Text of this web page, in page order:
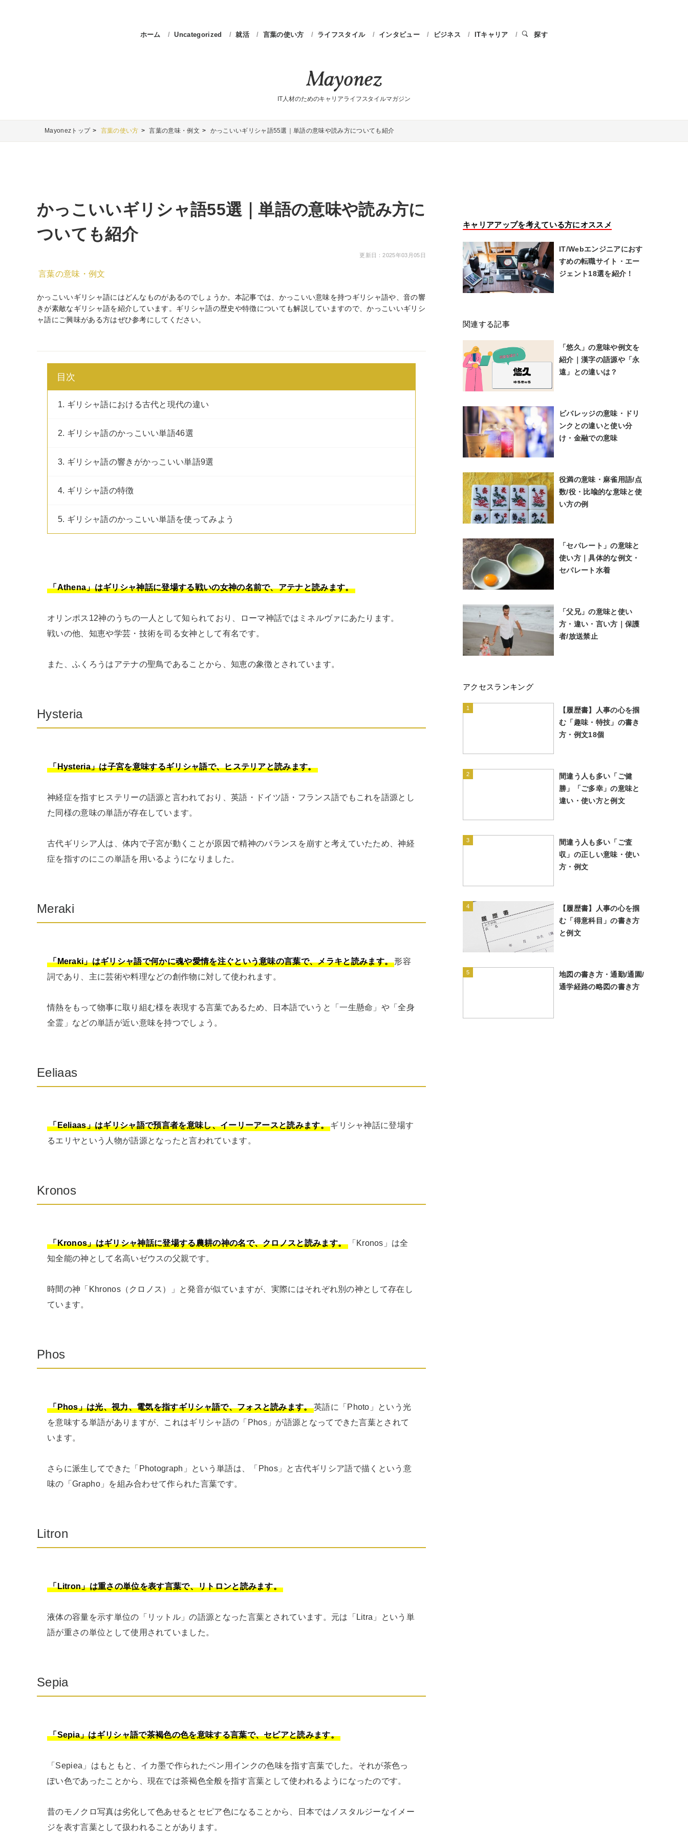
ホーム Uncategorized 就活 言葉の使い方 ライフスタイル インタビュー ビジネス ITキャリア 探す
IT人材のためのキャリアライフスタイルマガジン
Mayonezトップ 言葉の使い方 言葉の意味・例文 かっこいいギリシャ語55選｜単語の意味や読み方についても紹介
かっこいいギリシャ語55選｜単語の意味や読み方に
ついても紹介
更新日：2025年03月05日
言葉の意味・例文
かっこいいギリシャ語にはどんなものがあるのでしょうか。本記事では、かっこいい意味を持つギリシャ語や、音の響
きが素敵なギリシャ語を紹介しています。ギリシャ語の歴史や特徴についても解説していますので、かっこいいギリシ
ャ語にご興味がある方はぜひ参考にしてください。
目次
1. ギリシャ語における古代と現代の違い
2. ギリシャ語のかっこいい単語46選
3. ギリシャ語の響きがかっこいい単語9選
4. ギリシャ語の特徴
5. ギリシャ語のかっこいい単語を使ってみよう
「Athena」はギリシャ神話に登場する戦いの女神の名前で、アテナと読みます。
オリンポス12神のうちの一人として知られており、ローマ神話ではミネルヴァにあたります。
戦いの他、知恵や学芸・技術を司る女神として有名です。
また、ふくろうはアテナの聖鳥であることから、知恵の象徴とされています。
Hysteria
「Hysteria」は子宮を意味するギリシャ語で、ヒステリアと読みます。
神経症を指すヒステリーの語源と言われており、英語・ドイツ語・フランス語でもこれを語源とし
た同様の意味の単語が存在しています。
古代ギリシア人は、体内で子宮が動くことが原因で精神のバランスを崩すと考えていたため、神経
症を指すのにこの単語を用いるようになりました。
Meraki
「Meraki」はギリシャ語で何かに魂や愛情を注ぐという意味の言葉で、メラキと読みます。形容
詞であり、主に芸術や料理などの創作物に対して使われます。
情熱をもって物事に取り組む様を表現する言葉であるため、日本語でいうと「一生懸命」や「全身
全霊」などの単語が近い意味を持つでしょう。
Eeliaas
「Eeliaas」はギリシャ語で預言者を意味し、イーリーアースと読みます。 ギリシャ神話に登場す
るエリヤという人物が語源となったと言われています。
Kronos
「Kronos」はギリシャ神話に登場する農耕の神の名で、クロノスと読みます。「Kronos」は全
知全能の神として名高いゼウスの父親です。
時間の神「Khronos（クロノス）」と発音が似ていますが、実際にはそれぞれ別の神として存在し
ています。
Phos
「Phos」は光、視力、電気を指すギリシャ語で、フォスと読みます。英語に「Photo」という光
を意味する単語がありますが、これはギリシャ語の「Phos」が語源となってできた言葉とされて
います。
さらに派生してできた「Photograph」という単語は、「Phos」と古代ギリシア語で描くという意
味の「Grapho」を組み合わせて作られた言葉です。
Litron
「Litron」は重さの単位を表す言葉で、リトロンと読みます。
液体の容量を示す単位の「リットル」の語源となった言葉とされています。元は「Litra」という単
語が重さの単位として使用されていました。
Sepia
「Sepia」はギリシャ語で茶褐色の色を意味する言葉で、セピアと読みます。
「Sepiea」はもともと、イカ墨で作られたペン用インクの色味を指す言葉でした。それが茶色っ
ぽい色であったことから、現在では茶褐色全般を指す言葉として使われるようになったのです。
昔のモノクロ写真は劣化して色あせるとセピア色になることから、日本ではノスタルジーなイメー
ジを表す言葉として扱われることがあります。
キャリアアップを考えている方にオススメ
IT/Webエンジニアにおす
すめの転職サイト・エー
ジェント18選を紹介！
関連する記事
「悠久」の意味や例文を
紹介｜漢字の語源や「永
遠」との違いは？
ビバレッジの意味・ドリ
ンクとの違いと使い分
け・金融での意味
役満の意味・麻雀用語/点
数/役・比喩的な意味と使
い方の例
「セパレート」の意味と
使い方｜具体的な例文・
セパレート水着
「父兄」の意味と使い
方・違い・言い方｜保護
者/放送禁止
アクセスランキング
1
【履歴書】人事の心を掴
む「趣味・特技」の書き
方・例文18個
2
間違う人も多い「ご健
勝」「ご多幸」の意味と
違い・使い方と例文
3
間違う人も多い「ご査
収」の正しい意味・使い
方・例文
4
【履歴書】人事の心を掴
む「得意科目」の書き方
と例文
5
地図の書き方・通勤/通園/
通学経路の略図の書き方